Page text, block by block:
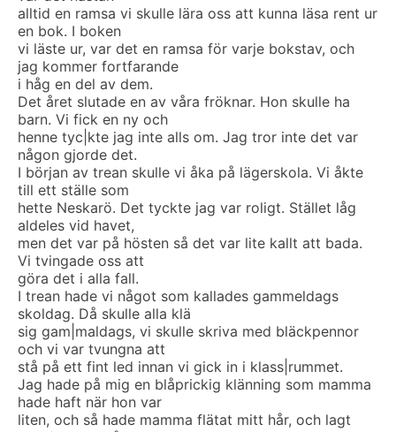
alltid en ramsa vi skulle lära oss att kunna läsa rent ur
en bok. I boken
vi läste ur, var det en ramsa för varje bokstav, och
jag kommer fortfarande
i håg en del av dem.
Det året slutade en av våra fröknar. Hon skulle ha
barn. Vi fick en ny och
henne tyc|kte jag inte alls om. Jag tror inte det var
någon gjorde det.
I början av trean skulle vi åka på lägerskola. Vi åkte
till ett ställe som
hette Neskarö. Det tyckte jag var roligt. Stället låg
aldeles vid havet,
men det var på hösten så det var lite kallt att bada.
Vi tvingade oss att
göra det i alla fall.
I trean hade vi något som kallades gammeldags
skoldag. Då skulle alla klä
sig gam|maldags, vi skulle skriva med bläckpennor
och vi var tvungna att
stå på ett fint led innan vi gick in i klass|rummet.
Jag hade på mig en blåprickig klänning som mamma
hade haft när hon var
liten, och så hade mamma flätat mitt hår, och lagt